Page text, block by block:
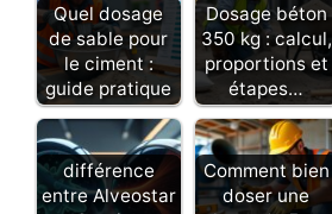
Quel dosage
de sable pour
le ciment :
guide pratique
Dosage béton
350 kg : calcul,
proportions et
étapes…
différence
entre Alveostar
Comment bien
doser une